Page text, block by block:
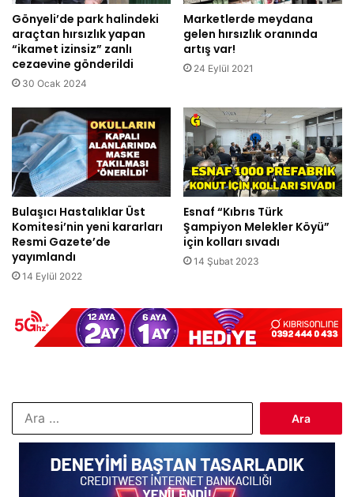
Gönyeli’de park halindeki
araçtan hırsızlık yapan
“ikamet izinsiz” zanlı
cezaevine gönderildi
30 Ocak 2024
Marketlerde meydana
gelen hırsızlık oranında
artış var!
24 Eylül 2021
Bulaşıcı Hastalıklar Üst
Komitesi’nin yeni kararları
Resmi Gazete’de
yayımlandı
14 Eylül 2022
Esnaf “Kıbrıs Türk
Şampiyon Melekler Köyü”
için kolları sıvadı
14 Şubat 2023